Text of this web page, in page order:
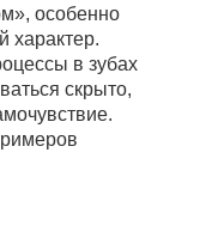
особенно
характер.
в зубах
скрыто,